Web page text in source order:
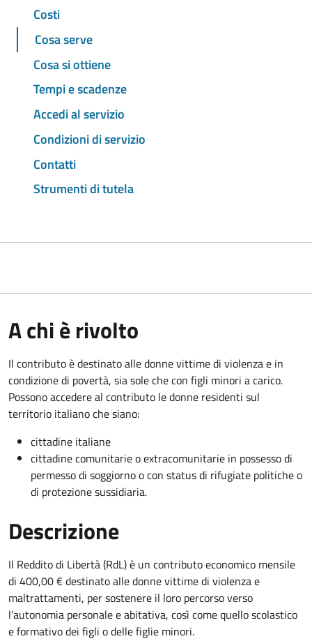
Costi
Cosa serve
Cosa si ottiene
Tempi e scadenze
Accedi al servizio
Condizioni di servizio
Contatti
Strumenti di tutela
A chi è rivolto
Il contributo è destinato alle donne vittime di violenza e in
condizione di povertà, sia sole che con figli minori a carico.
Possono accedere al contributo le donne residenti sul
territorio italiano che siano:
cittadine italiane
cittadine comunitarie o extracomunitarie in possesso di
permesso di soggiorno o con status di rifugiate politiche o
di protezione sussidiaria.
Descrizione
Il Reddito di Libertà (RdL) è un contributo economico mensile
di 400,00 € destinato alle donne vittime di violenza e
maltrattamenti, per sostenere il loro percorso verso
l’autonomia personale e abitativa, così come quello scolastico
e formativo dei figli o delle figlie minori.